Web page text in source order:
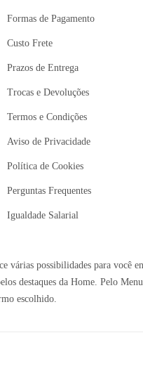
Formas de Pagamento
Custo Frete
Prazos de Entrega
Trocas e Devoluções
Termos e Condições
Aviso de Privacidade
Política de Cookies
Perguntas Frequentes
Igualdade Salarial
possibilidades para você
destaques da Home. Pelo
escolhido.